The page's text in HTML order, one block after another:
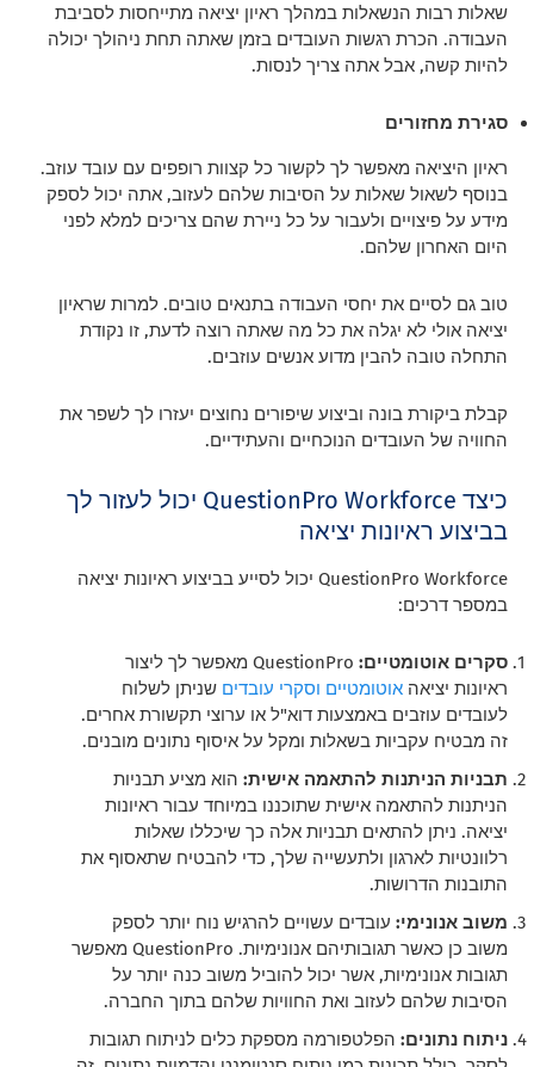
שאלות רבות הנשאלות במהלך ראיון יציאה מתייחסות לסביבת
העבודה. הכרת רגשות העובדים בזמן שאתה תחת ניהולך יכולה
להיות קשה, אבל אתה צריך לנסות.
סגירת מחזורים
ראיון היציאה מאפשר לך לקשור כל קצוות רופפים עם עובד עוזב.
בנוסף לשאול שאלות על הסיבות שלהם לעזוב, אתה יכול לספק
מידע על פיצויים ולעבור על כל ניירת שהם צריכים למלא לפני
היום האחרון שלהם.
טוב גם לסיים את יחסי העבודה בתנאים טובים. למרות שראיון
יציאה אולי לא יגלה את כל מה שאתה רוצה לדעת, זו נקודת
התחלה טובה להבין מדוע אנשים עוזבים.
קבלת ביקורת בונה וביצוע שיפורים נחוצים יעזרו לך לשפר את
החוויה של העובדים הנוכחיים והעתידיים.
כיצד QuestionPro Workforce יכול לעזור לך
בביצוע ראיונות יציאה
QuestionPro Workforce יכול לסייע בביצוע ראיונות יציאה
במספר דרכים:
סקרים אוטומטיים:
QuestionPro מאפשר לך ליצור
ראיונות יציאהאוטומטיים וסקרי עובדים שניתן לשלוח
לעובדים עוזבים באמצעות דוא"ל או ערוצי תקשורת אחרים.
זה מבטיח עקביות בשאלות ומקל על איסוף נתונים מובנים.
תבניות הניתנות להתאמה אישית: הוא מציע תבניות
הניתנות להתאמה אישית שתוכננו במיוחד עבור ראיונות
יציאה. ניתן להתאים תבניות אלה כך שיכללו שאלות
רלוונטיות לארגון ולתעשייה שלך, כדי להבטיח שתאסוף את
התובנות הדרושות.
משוב אנונימי: עובדים עשויים להרגיש נוח יותר לספק
משוב כן כאשר תגובותיהם אנונימיות. QuestionPro מאפשר
תגובות אנונימיות, אשר יכול להוביל משוב כנה יותר על
הסיבות שלהם לעזוב ואת החוויות שלהם בתוך החברה.
ניתוח נתונים: הפלטפורמה מספקת כלים לניתוח תגובות